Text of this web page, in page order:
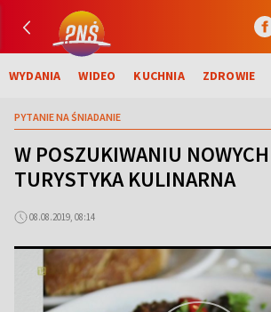
WYDANIA WIDEO KUCHNIA ZDROWIE
PYTANIE NA ŚNIADANIE
W POSZUKIWANIU
TURYSTYKA KULINARNA
08.08.2019, 08:14